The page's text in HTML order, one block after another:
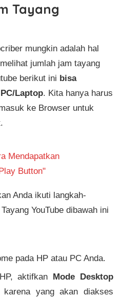
Tayang
mungkin adalah hal
jumlah jam tayang
berikut ini bisa
Laptop. Kita hanya harus
ke Browser untuk
Mendapatkan
Button"
Anda ikuti langkah-
YouTube dibawah ini
pada HP atau PC Anda.
aktifkan Mode Desktop
karena yang akan diakses